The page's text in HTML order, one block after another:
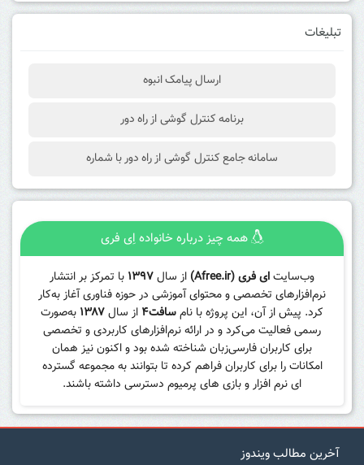
تبلیغات
ارسال پیامک انبوه
برنامه کنترل گوشی از راه دور
سامانه جامع کنترل گوشی از راه دور با شماره
همه چیز درباره خانواده اِی فری
وب‌سایتای فری (Afree.ir) از سال۱۳۹۷ با تمرکز بر انتشار
نرم‌افزارهای تخصصی و محتوای آموزشی در حوزه فناوری آغاز به‌کار
کرد. پیش از آن، این پروژه با نامسافت۴ از سال۱۳۸۷ به‌صورت
رسمی فعالیت می‌کرد و در ارائه نرم‌افزارهای کاربردی و تخصصی
برای کاربران فارسی‌زبان شناخته شده بود و اکنون نیز همان
امکانات را برای کاربران فراهم کرده تا بتوانند به مجموعه گسترده
ای نرم افزار و بازی های پرمیوم دسترسی داشته باشند.
آخرین مطالب ویندوز